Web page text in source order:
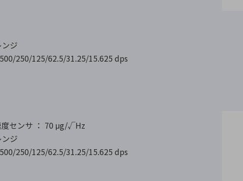
ジ
250/125/62.5/31.25/15.625 dps
センサ ： 70 μg/√Hz
ジ
250/125/62.5/31.25/15.625 dps